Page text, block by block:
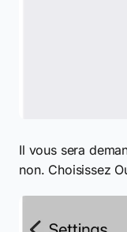
Il vous sera
non. Choisissez